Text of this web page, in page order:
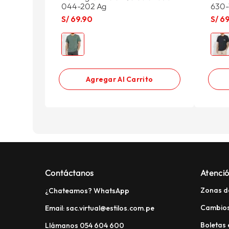
044-202 Ag
S/ 69.90
Agregar Al Carrito
S/
Contáctanos
¿Chateamos? WhatsApp
Email: sac.virtual@estilos.com.pe
Llámanos 054 604 600
Zonas
Boletas